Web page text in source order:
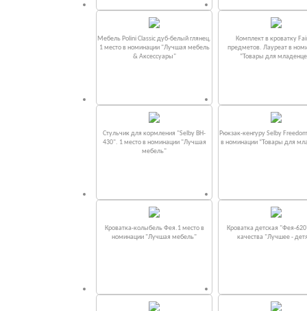
Мебель Polini Classic дуб-белый глянец.
1 место в номинации "Лучшая мебель
& Аксессуары"
Комплект в кроватку
предметов. Лауреат в
“Товары для
Стульчик для кормления "Selby BH-
430". 1 место в номинации "Лучшая
мебель"
Рюкзак-кенгуру Selby
в номинации “Товары для
Кроватка-колыбель Фея.1 место в
номинации "Лучшая мебель"
Кроватка детская "Фея-
качества "Лучшее -